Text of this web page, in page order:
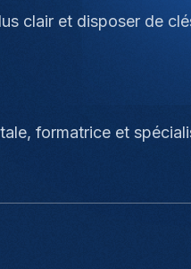
clair et disposer de
formatrice et